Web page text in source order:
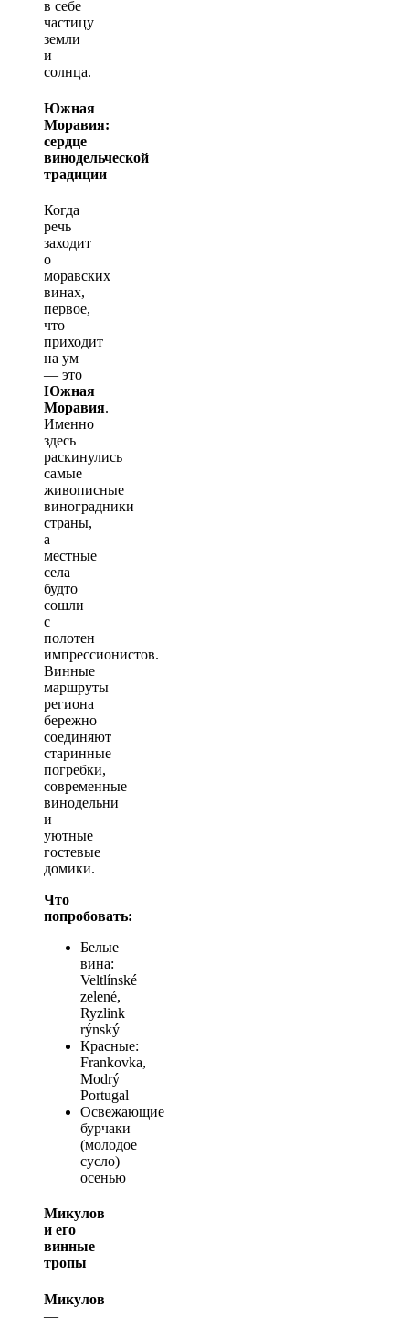
в себе
частицу
земли
и
солнца.
Южная
Моравия:
сердце
винодельческой
традиции
Когда
речь
заходит
о
моравских
винах,
первое,
что
приходит
на ум
— это
Южная
Моравия.
Именно
здесь
раскинулись
самые
живописные
виноградники
страны,
а
местные
села
будто
сошли
с
полотен
импрессионистов.
Винные
маршруты
региона
бережно
соединяют
старинные
погребки,
современные
винодельни
и
уютные
гостевые
домики.
Что
попробовать:
Белые
вина:
Veltlínské
zelené,
Ryzlink
rýnský
Красные:
Frankovka,
Modrý
Portugal
Освежающие
бурчаки
(молодое
сусло)
осенью
Микулов
и его
винные
тропы
Микулов